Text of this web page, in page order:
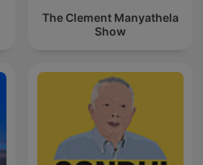
The Clement Manyathela
Show